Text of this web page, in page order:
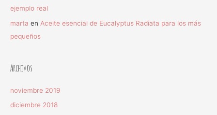
ejemplo real
marta en Aceite esencial de Eucalyptus Radiata para los más
pequeños
Archivos
noviembre 2019
diciembre 2018